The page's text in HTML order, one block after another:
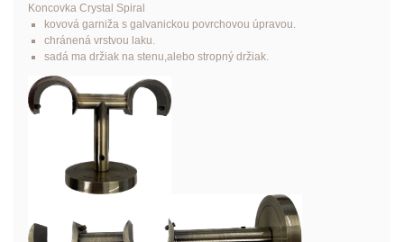
Koncovka Crystal Spiral
kovová garniža s galvanickou povrchovou úpravou.
chránená vrstvou laku.
sadá ma držiak na stenu,alebo stropný držiak.